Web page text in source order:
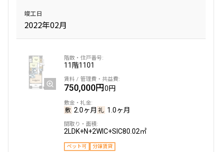
竣工日
2022年02月
11階1101
750,000円0円
2.0ヶ月 1.0ヶ月
2LDK+N+2WIC+SIC80.02㎡
ペット可 分譲賃貸